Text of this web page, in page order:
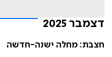
דצמבר 2025
חצבת: מחלה ישנה-חדשה